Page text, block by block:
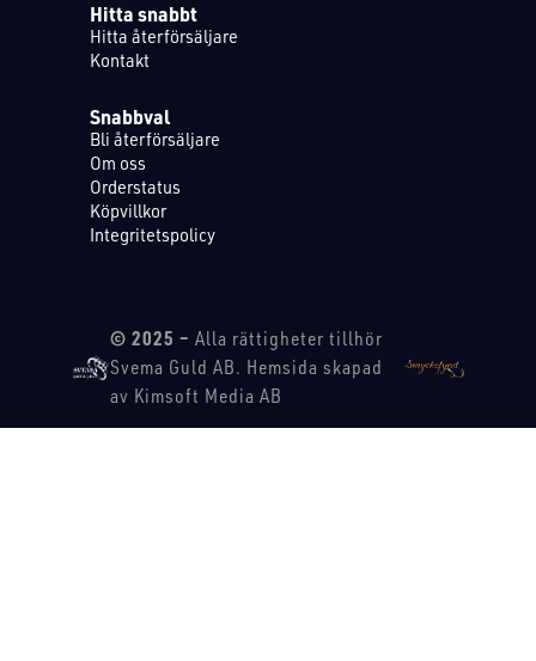
Hitta snabbt
Hitta återförsäljare
Kontakt
Snabbval
Bli återförsäljare
Om oss
Orderstatus
Köpvillkor
Integritetspolicy
© 2025 – Alla rättigheter tillhör
Svema Guld AB. Hemsida skapad
av Kimsoft Media AB